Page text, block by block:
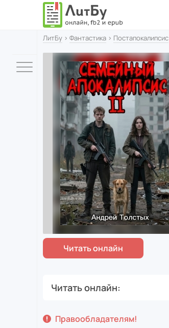
ЛитБу › Фантастика › Постапокалипсис
Читать онлайн
Правообладателям!